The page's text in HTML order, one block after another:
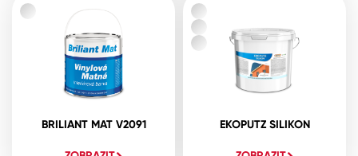
BRILIANT MAT V2091 EKOPUTZ SILIKON